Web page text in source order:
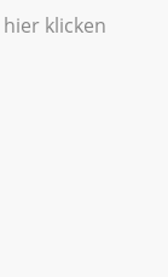
hier klicken